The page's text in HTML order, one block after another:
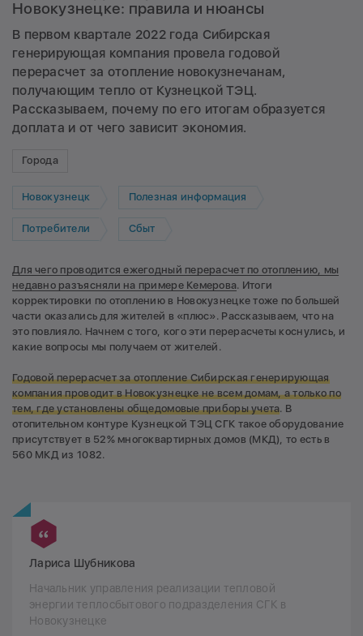
Новокузнецке: правила и нюансы
В первом квартале 2022 года Сибирская
генерирующая компания провела годовой
перерасчет за отопление новокузнечанам,
получающим тепло от Кузнецкой ТЭЦ.
Рассказываем, почему по его итогам образуется
доплата и от чего зависит экономия.
Города
Новокузнецк Полезная информация
Потребители Сбыт
Для чего проводится ежегодный перерасчет по отоплению, мы
недавно разъясняли на примере Кемерова. Итоги
корректировки по отоплению в Новокузнецке тоже по большей
части оказались для жителей в «плюс». Рассказываем, что на
это повлияло. Начнем с того, кого эти перерасчеты коснулись, и
какие вопросы мы получаем от жителей.
Годовой перерасчет за отопление Сибирская генерирующая
компания проводит в Новокузнецке не всем домам, а только по
тем, где установлены общедомовые приборы учета. В
отопительном контуре Кузнецкой ТЭЦ СГК такое оборудование
присутствует в 52% многоквартирных домов (МКД), то есть в
560 МКД из 1082.
Лариса Шубникова
Начальник управления реализации тепловой
энергии теплосбытового подразделения СГК в
Новокузнецке